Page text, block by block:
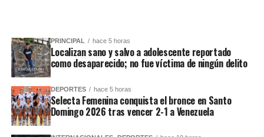
PRINCIPAL hace 5 horas
Localizan sano y salvo a adolescente reportado
como desaparecido; no fue víctima de ningún delito
DEPORTES hace 5 horas
Selecta Femenina conquista el bronce en Santo
Domingo 2026 tras vencer 2-1 a Venezuela